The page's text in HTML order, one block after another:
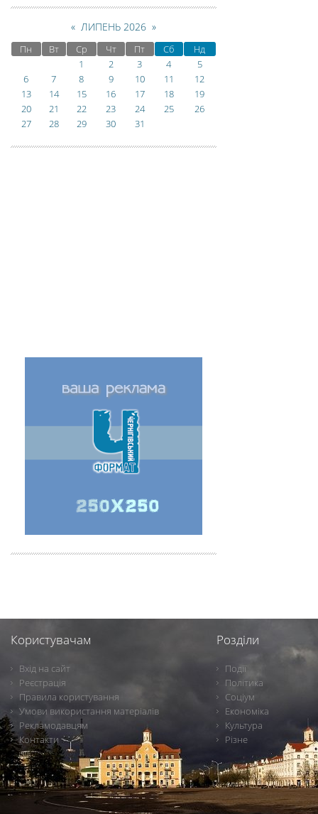
« ЛИПЕНЬ 2026 »
Пн Вт Ср Чт Пт Сб
Нд
1
2 3 4
5
6
7 8 9 10 11
12
13
14 15 16 17 18
19
20
21 22 23 24 25
26
27
28 29 30 31
Користувачам
Вхід на сайт
Реєстрація
Правила користування
Умови використання матеріалів
Рекламодавцям
Контакти
Розділи
Події
Політика
Соціум
Економіка
Культура
Різне